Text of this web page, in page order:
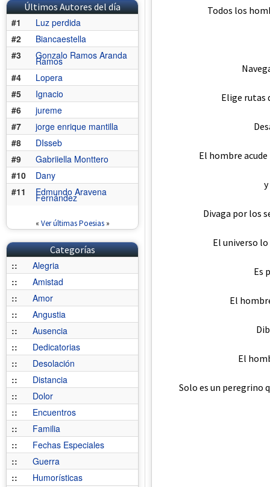
Últimos Autores del día
#1
Luz perdida
#2
Biancaestella
#3
Gonzalo Ramos Aranda
Ramos
#4
Lopera
#5
Ignacio
#6
jureme
#7
jorge enrique mantilla
#8
DIsseb
#9
Gabriiella Monttero
#10
Dany
#11
Edmundo Aravena
Fernández
« Ver últimas Poesias»
Categorías
::
Alegria
::
Amistad
::
Amor
::
Angustia
::
Ausencia
::
Dedicatorias
::
Desolación
::
Distancia
::
Dolor
::
Encuentros
::
Familia
::
Fechas Especiales
::
Guerra
::
Humorísticas
Todos los
Elige rutas
El hombre
Divaga por los
El universo
Es
El
El
Solo es un peregrino